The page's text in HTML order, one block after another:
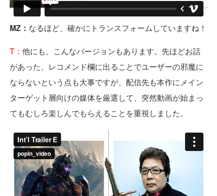
MZ： なるほど、確かにトランスフォームしていますね！
T： 他にも、こんなバージョンもあります。先ほどお話
があった、レコメンド欄に出ることでユーザーの邪魔に
ならないという点も大事ですが、配信先も本作にメイン
ターゲット層向けの媒体を厳選して、突然動画が始まっ
てもむしろ楽しんでもらえることを重視しました。